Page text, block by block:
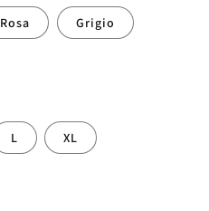
Rosa Grigio
L XL